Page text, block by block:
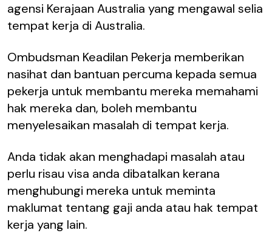
agensi Kerajaan Australia yang mengawal selia
tempat kerja di Australia.
Ombudsman Keadilan Pekerja memberikan
nasihat dan bantuan percuma kepada semua
pekerja untuk membantu mereka memahami
hak mereka dan, boleh membantu
menyelesaikan masalah di tempat kerja.
Anda tidak akan menghadapi masalah atau
perlu risau visa anda dibatalkan kerana
menghubungi mereka untuk meminta
maklumat tentang gaji anda atau hak tempat
kerja yang lain.